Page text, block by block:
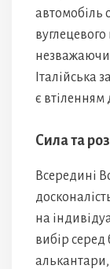
автомобіль
незважаючи
Італійська
є
Сила та
Всередині
на
вибір серед